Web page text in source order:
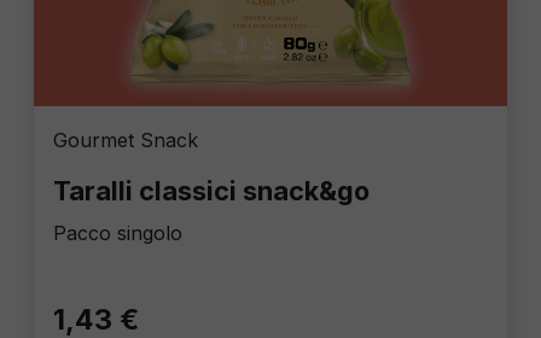
Gourmet Snack
Taralli classici snack&go
Pacco singolo
1,43 €